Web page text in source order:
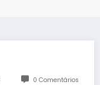
0 Comentários